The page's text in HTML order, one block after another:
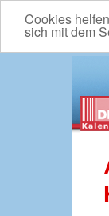
Cookies
sich mit dem